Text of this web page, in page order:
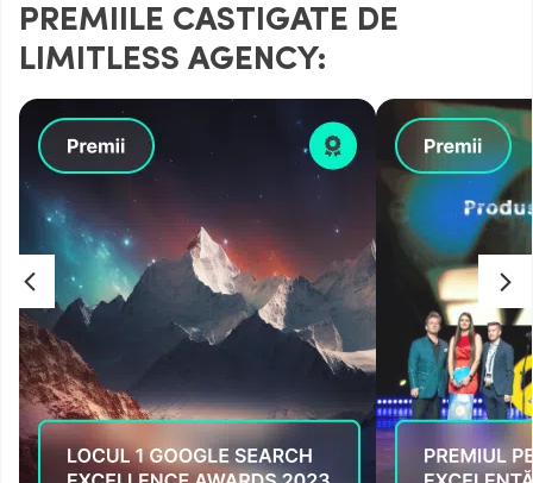
PREMIILE CASTIGATE DE
LIMITLESS AGENCY: